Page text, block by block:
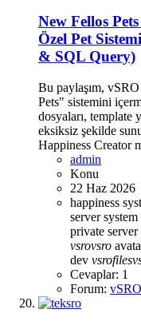
New Fellos
Özel Pet
& SQL Query)
Bu paylaşım,
Pets" sistemini
dosyaları, template
eksiksiz şekilde
Happiness Creator
admin
Konu
22 Haz 2026
happiness
server system
private server
vsrovsro
dev vsrofiles
Cevaplar: 1
Forum: